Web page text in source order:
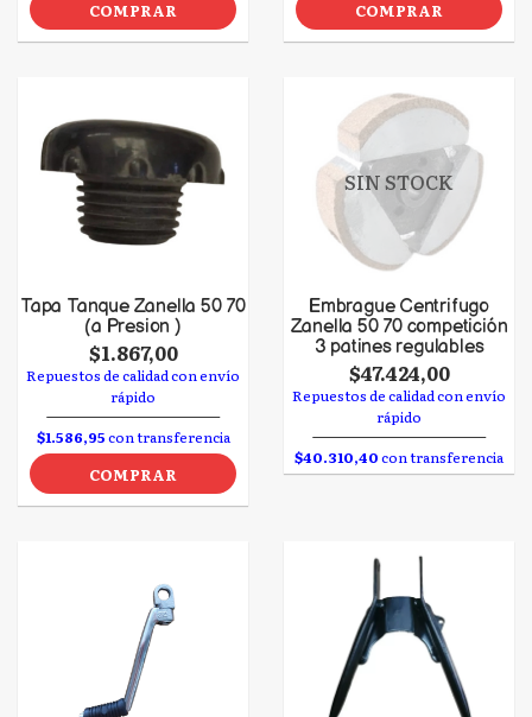
COMPRAR COMPRAR
Tapa Tanque Zanella 50 70
(a Presion )
$1.867,00
Repuestos de calidad con envío
rápido
$1.586,95con transferencia
COMPRAR
SIN STOCK
Embrague Centrifugo
Zanella 50 70 competición
3 patines regulables
$47.424,00
Repuestos de calidad con envío
rápido
$40.310,40con transferencia